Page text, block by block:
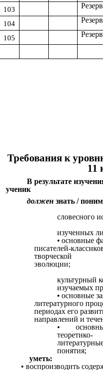
103
104
105
Требования к
11
В результате
ученик
должензнать /
словесного
изученных
основные
писателей-
творческой
эволюции;
культурный
изучаемых
основные
литературного
периодах его
направлений и
•
теоретико-
понятия;
уметь:
• воспроизводить